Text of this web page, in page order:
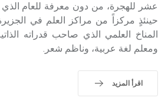
الملوك الذين حكموا مدينة إديسا
التاسع، وهم ينتسبون إلى أسرة أوسروين
عشر للهجرة، من دون معرفة للعام الذي
حينئذٍ مركزاً من مراكز العلم في
المناخ العلمي الذي صاحب قدراته
ومعلم لغة عربية، وناظم شعر.
اقرأ المزيد